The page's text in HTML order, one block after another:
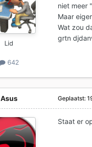
Lid
642
niet meer "
Maar
Wat zou
grtn
Asus Geplaatst:
Staat er